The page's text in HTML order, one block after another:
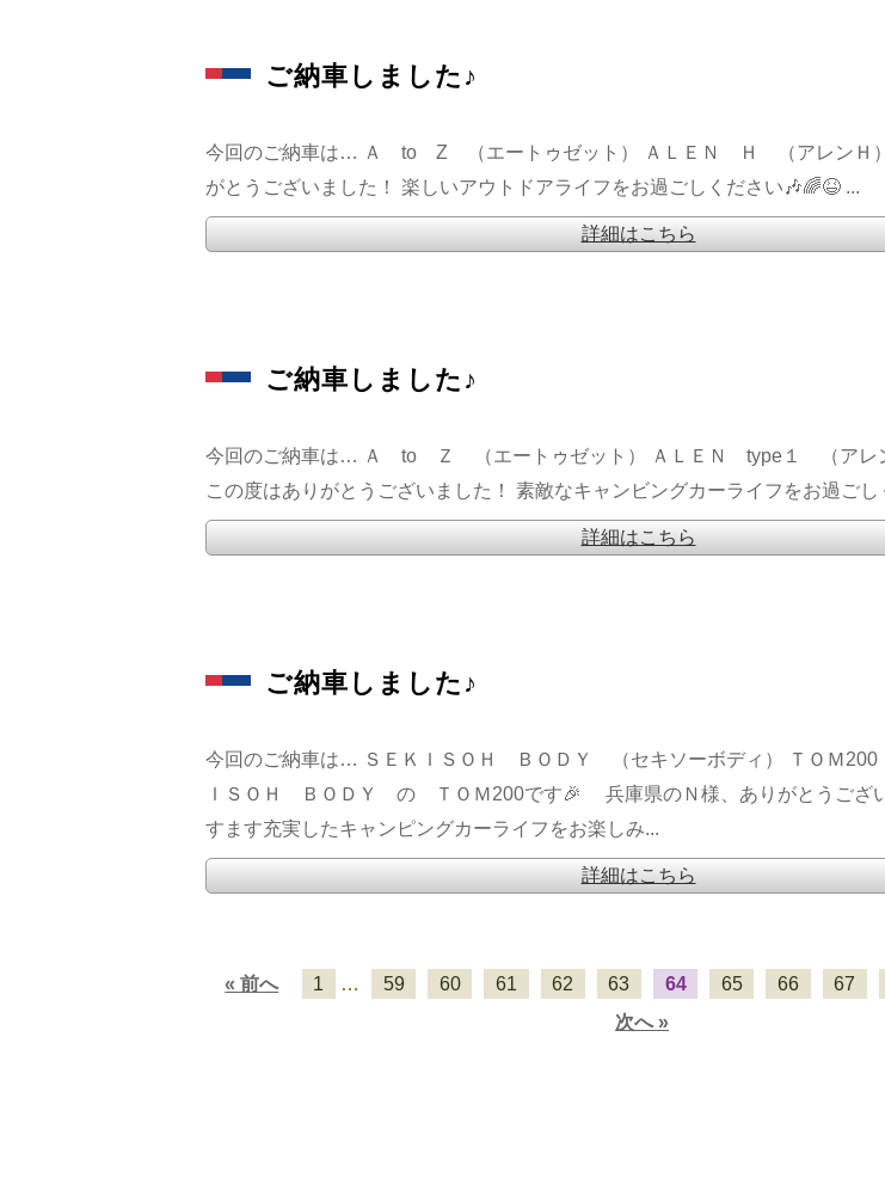
ご納車しました♪
今回のご納車は… Ａ to Z （エートゥゼット） ＡＬＥＮ Ｈ （アレンＨ）
がとうございました！ 楽しいアウトドアライフをお過ごしください🎶🌈😆 ...
詳細はこちら
ご納車しました♪
今回のご納車は… Ａ to Ｚ （エートゥゼット） ＡＬＥＮ type１ （アレン
この度はありがとうございました！ 素敵なキャンビングカーライフをお過ごし
詳細はこちら
ご納車しました♪
今回のご納車は… ＳＥＫＩＳＯＨ ＢＯＤＹ （セキソーボディ） ＴＯＭ200
ＩＳＯＨ ＢＯＤＹ の ＴＯＭ200です🎉 兵庫県のＮ様、ありがとうござい
すます充実したキャンピングカーライフをお楽しみ...
詳細はこちら
« 前へ 1 … 59 60 61 62 63 64 65 66 67
次へ »